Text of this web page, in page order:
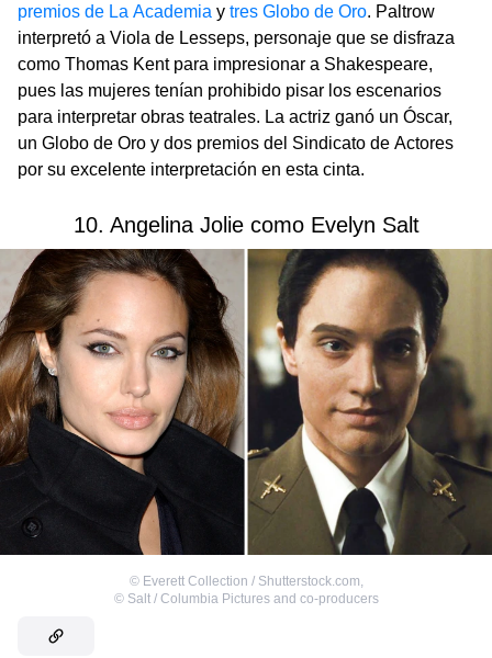
premios de La Academia y tres Globo de Oro. Paltrow
interpretó a Viola de Lesseps, personaje que se disfraza
como Thomas Kent para impresionar a Shakespeare,
pues las mujeres tenían prohibido pisar los escenarios
para interpretar obras teatrales. La actriz ganó un Óscar,
un Globo de Oro y dos premios del Sindicato de Actores
por su excelente interpretación en esta cinta.
10. Angelina Jolie como Evelyn Salt
© Everett Collection / Shutterstock.com,
© Salt / Columbia Pictures and co-producers